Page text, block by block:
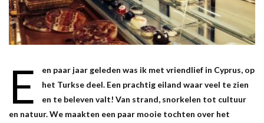
E
en paar jaar geleden was ik met vriendlief in Cyprus, op
het Turkse deel. Een prachtig eiland waar veel te zien
en te beleven valt! Van strand, snorkelen tot cultuur
en natuur. We maakten een paar mooie tochten over het